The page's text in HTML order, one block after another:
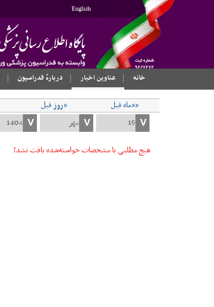
English
خانه
عناوین اخبار دربارهٔ فدراسیون
««ماه قبل «روز قبل
هیچ مطلبی با مشخصات خواسته‌شده یافت نشد!